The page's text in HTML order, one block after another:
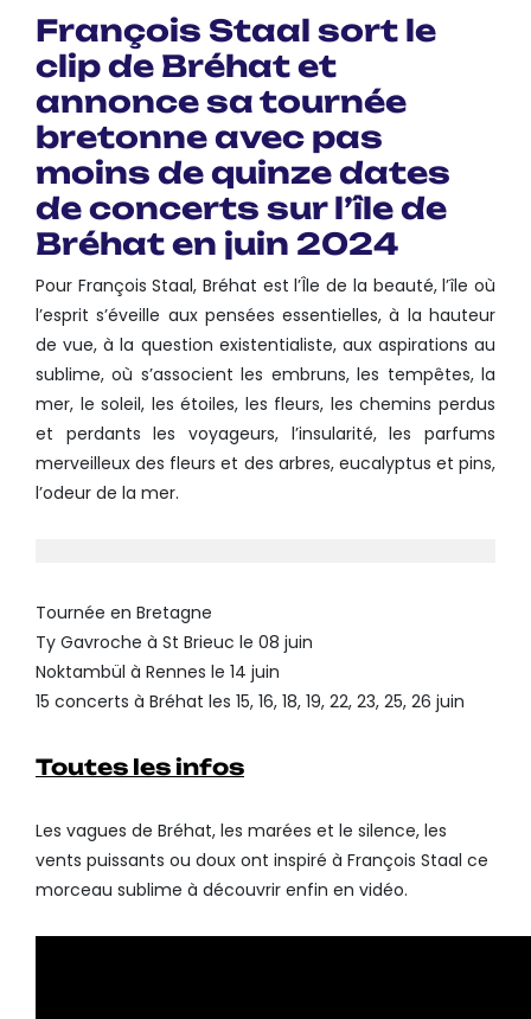
François Staal sort le
clip de Bréhat et
annonce sa tournée
bretonne avec pas
moins de quinze dates
de concerts sur l’île de
Bréhat en juin 2024
Pour François Staal, Bréhat est l’Île de la beauté, l’île où
l’esprit s’éveille aux pensées essentielles, à la hauteur
de vue, à la question existentialiste, aux aspirations au
sublime, où s’associent les embruns, les tempêtes, la
mer, le soleil, les étoiles, les fleurs, les chemins perdus
et perdants les voyageurs, l’insularité, les parfums
merveilleux des fleurs et des arbres, eucalyptus et pins,
l’odeur de la mer.
Tournée en Bretagne
Ty Gavroche à St Brieuc le 08 juin
Noktambül à Rennes le 14 juin
15 concerts à Bréhat les 15, 16, 18, 19, 22, 23, 25, 26 juin
Toutes les infos
Les vagues de Bréhat, les marées et le silence, les
vents puissants ou doux ont inspiré à François Staal ce
morceau sublime à découvrir enfin en vidéo.